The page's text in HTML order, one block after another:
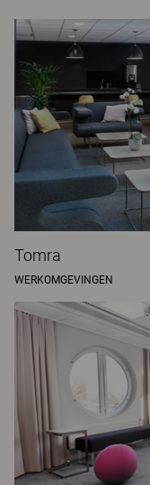
Tomra
WERKOMGEVINGEN